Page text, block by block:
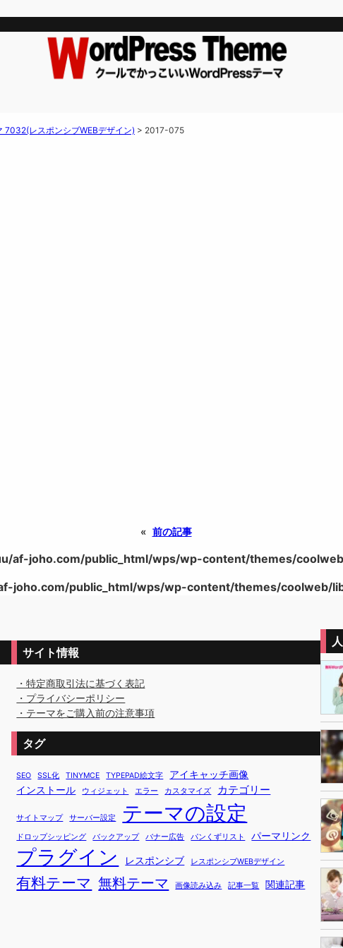
7032(レスポンシブWEBデザイン) > 2017-075
« 前の記事
af-joho.com/public_html/wps/wp-content/themes/
joho.com/public_html/wps/wp-content/themes/coolweb/
サイト情報
・特定商取引法に基づく表記
・プライバシーポリシー
・テーマをご購入前の注意事項
タグ
SEO SSL化 TINYMCE TYPEPAD絵文字
アイキャッチ画像
インストール
ウィジェット エラー カスタマイズ カテゴリー
サイトマップ サーバー設定 テーマの設定
ドロップシッピング バックアップ バナー広告 パンくずリスト パーマリンク
プラグイン レスポンシブ レスポンシブWEBデザイン
有料テーマ 無料テーマ 画像読み込み 記事一覧 関連記事